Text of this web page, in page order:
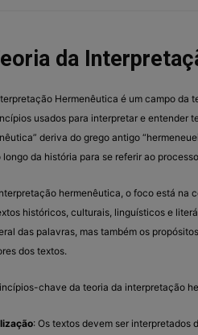
da
Hermenêutica é um campo da
usados para interpretar e entender
deriva do grego antigo
longo da história para se referir ao
hermenêutica, o foco está na
históricos, culturais, linguísticos e
das palavras, mas também os
dos textos.
chave da teoria da interpretação
: Os textos devem ser